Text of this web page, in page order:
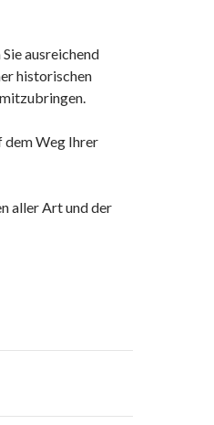
ausreichend
historischen
dem Weg Ihrer
aller Art und der